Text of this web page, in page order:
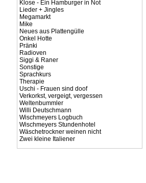
Klose - Ein Hamburger in Not
Lieder + Jingles
Megamarkt
Mike
Neues aus Plattengülle
Onkel Hotte
Pränki
Radioven
Siggi & Raner
Sonstige
Sprachkurs
Therapie
Uschi - Frauen sind doof
Verkorkst, vergeigt, vergessen
Weltenbummler
Willi Deutschmann
Wischmeyers Logbuch
Wischmeyers Stundenhotel
Wäschetrockner weinen nicht
Zwei kleine Italiener